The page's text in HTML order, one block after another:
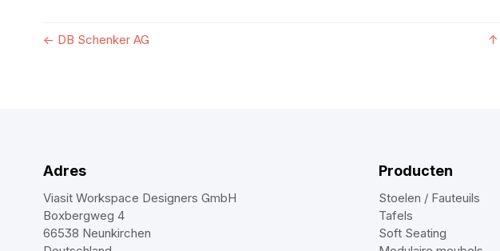
← DB Schenker AG ↑
Adres
Viasit Workspace Designers GmbH
Boxbergweg 4
66538 Neunkirchen
Producten
Stoelen / Fauteuils
Tafels
Soft Seating